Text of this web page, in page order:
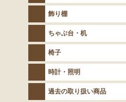
飾り棚
ちゃぶ台・机
椅子
時計・照明
過去の取り扱い商品